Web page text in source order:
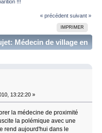
!!!
« précédent suivant »
IMPRIMER
Médecin de village en
fois)
13:22:20 »
la médecine de proximité
la polémique avec une
rend aujourd'hui dans le